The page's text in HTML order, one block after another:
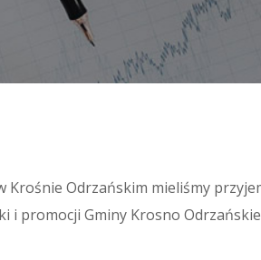
Krośnie Odrzańskim mieliśmy
i promocji Gminy Krosno